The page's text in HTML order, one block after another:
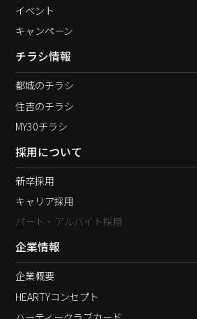
イベント
キャンペーン
チラシ情報
都城のチラシ
住吉のチラシ
MY30チラシ
採用について
新卒採用
キャリア採用
パート・アルバイト採用
企業情報
企業概要
HEARTYコンセプト